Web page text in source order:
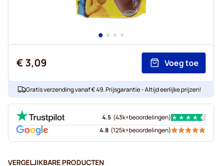
€ 3,09 Voeg toe
Gratis verzending vanaf € 49. Prijsgarantie - Altijd eerlijke prijzen!
4.5 (43k+beoordelingen)
4.8 (125k+beoordelingen)
VERGELJIKBARE PRODUCTEN